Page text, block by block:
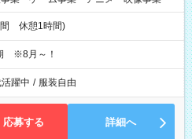
間 休憩1時間)
※8月～！
躍中 / 服装自由
応募する 詳細へ